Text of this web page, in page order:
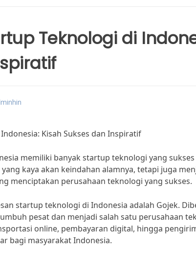
Teknologi di
Kisah Sukses dan Inspiratif
memiliki banyak startup teknologi yang sukses
kaya akan keindahan alamnya, tetapi juga
menciptakan perusahaan teknologi yang sukses.
startup teknologi di Indonesia adalah Gojek.
pesat dan menjadi salah satu perusahaan
online, pembayaran digital, hingga
bagi masyarakat Indonesia.